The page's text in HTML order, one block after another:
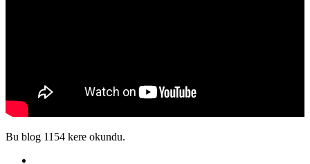
Bu blog 1154 kere okundu.